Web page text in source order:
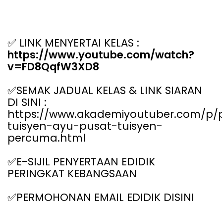
✅ LINK MENYERTAI KELAS :
https://www.youtube.com/watch?
v=FD8QqfW3XD8
✅SEMAK JADUAL KELAS & LINK SIARAN
DI SINI :
https://www.akademiyoutuber.com/
tuisyen-ayu-pusat-tuisyen-
percuma.html
✅E-SIJIL PENYERTAAN EDIDIK
PERINGKAT KEBANGSAAN
✅PERMOHONAN EMAIL EDIDIK DISINI